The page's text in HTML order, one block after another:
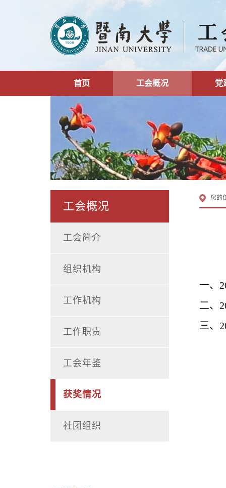
首页 工会概况 党
工会概况
工会简介
组织机构
工作机构
工作职责
工会年鉴
获奖情况
社团组织
您的
一、
二、
三、